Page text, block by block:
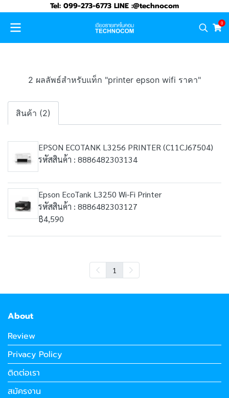
Tel: 099-273-6773 LINE :@technocom
0
2 ผลลัพธ์สำหรับแท็ก "printer epson wifi ราคา"
สินค้า (2)
EPSON ECOTANK L3256 PRINTER (C11CJ67504)
รหัสสินค้า : 8886482303134
Epson EcoTank L3250 Wi-Fi Printer
รหัสสินค้า : 8886482303127
฿4,590
1
About
Review
Privacy Policy
ติดต่อเรา
สมัครงาน